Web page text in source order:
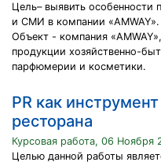
Цель– выявить особенности
и СМИ в компании «AMWAY».
Объект - компания
продукции хозяйственно-
парфюмерии и косметики.
PR как
ресторана
Курсовая работа, 06 Ноября
Целью данной работы